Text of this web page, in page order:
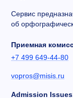
Сервис
об
Приемная
+7 499 649-44-80
vopros@misis.ru
Admission